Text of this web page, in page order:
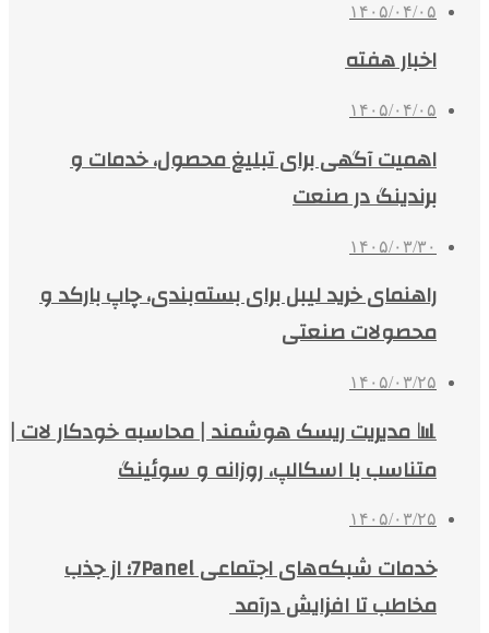
۱۴۰۵/۰۴/۰۵
اخبار هفته
۱۴۰۵/۰۴/۰۵
اهمیت آگهی برای تبلیغ محصول، خدمات و
برندینگ در صنعت
۱۴۰۵/۰۳/۳۰
راهنمای خرید لیبل برای بسته‌بندی، چاپ بارکد و
محصولات صنعتی
۱۴۰۵/۰۳/۲۵
📊 مدیریت ریسک هوشمند | محاسبه خودکار لات |
متناسب با اسکالپ، روزانه و سوئینگ
۱۴۰۵/۰۳/۲۵
خدمات شبکه‌های اجتماعی 7Panel؛ از جذب
مخاطب تا افزایش درآمد